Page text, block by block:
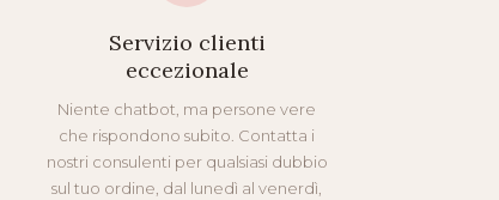
Servizio clienti
eccezionale
Niente chatbot, ma persone vere
che rispondono subito. Contatta i
nostri consulenti per qualsiasi dubbio
sul tuo ordine, dal lunedì al venerdì,